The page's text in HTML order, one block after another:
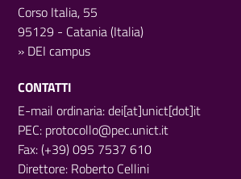
Corso Italia, 55
95129 - Catania (Italia)
» DEI campus
CONTATTI
E-mail ordinaria: dei[at]unict[dot]it
PEC: protocollo@pec.unict.it
Fax: (+39) 095 7537 610
Direttore: Roberto Cellini